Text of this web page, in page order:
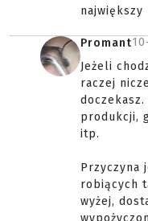
Promant
Jeżeli
raczej
produkcji,
itp.
Przyczyna
robiących
wyżej,